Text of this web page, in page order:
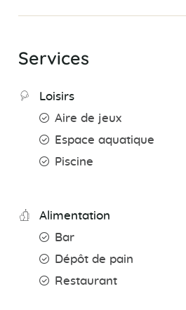
Services
Loisirs
Aire de jeux
Espace aquatique
Piscine
Alimentation
Bar
Dépôt de pain
Restaurant